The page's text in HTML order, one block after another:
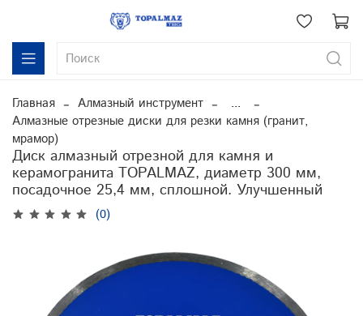
Главная Алмазный инструмент
...
Алмазные отрезные диски для резки камня (гранит,
мрамор)
Диск алмазный отрезной для камня и
керамогранита TOPALMAZ, диаметр 300 мм,
посадочное 25,4 мм, сплошной. Улучшенный
(0)